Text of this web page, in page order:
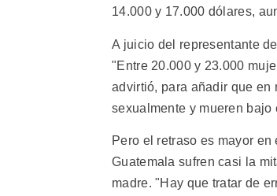
14.000 y 17.000 dólares,
A juicio del representante
"Entre 20.000 y 23.000
advirtió, para añadir que en
sexualmente y mueren
Pero el retraso es mayor
Guatemala sufren casi la
madre. "Hay que tratar de